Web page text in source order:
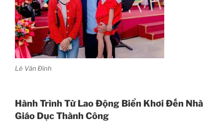
Lê Văn Đĩnh
Hành Trình Từ Lao Động Biển Khơi Đến Nhà
Giáo Dục Thành Công